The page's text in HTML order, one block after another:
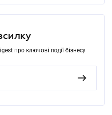
про ключові події бізнесу